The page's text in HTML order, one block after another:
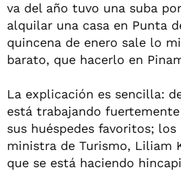
va del año tuvo una suba
alquilar una casa en Punta
quincena de enero sale lo
barato, que hacerlo en
La explicación es sencilla:
está trabajando
sus huéspedes favoritos;
ministra de Turismo, Liliam
que se está haciendo